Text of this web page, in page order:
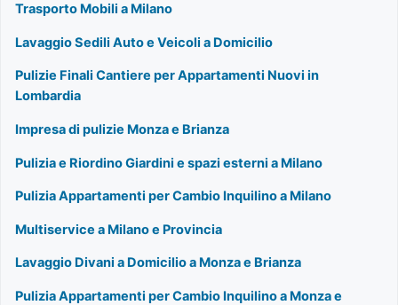
Trasporto Mobili a Milano
Lavaggio Sedili Auto e Veicoli a Domicilio
Pulizie Finali Cantiere per Appartamenti Nuovi in
Lombardia
Impresa di pulizie Monza e Brianza
Pulizia e Riordino Giardini e spazi esterni a Milano
Pulizia Appartamenti per Cambio Inquilino a Milano
Multiservice a Milano e Provincia
Lavaggio Divani a Domicilio a Monza e Brianza
Pulizia Appartamenti per Cambio Inquilino a Monza e